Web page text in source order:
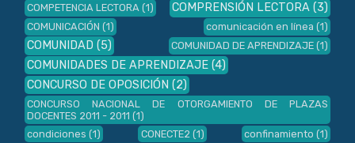
COMPETENCIA LECTORA (1) COMPRENSIÓN LECTORA (3)
COMUNICACIÓN (1) comunicación en línea (1)
COMUNIDAD (5) COMUNIDAD DE APRENDIZAJE (1)
COMUNIDADES DE APRENDIZAJE (4)
CONCURSO DE OPOSICIÓN (2)
CONCURSO NACIONAL DE OTORGAMIENTO DE PLAZAS
DOCENTES 2011 - 2011 (1)
condiciones (1) CONECTE2 (1) confinamiento (1)